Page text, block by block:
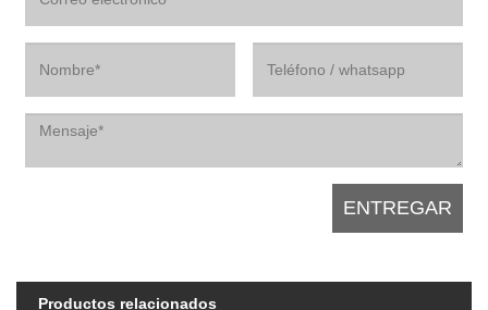
Productos relacionados